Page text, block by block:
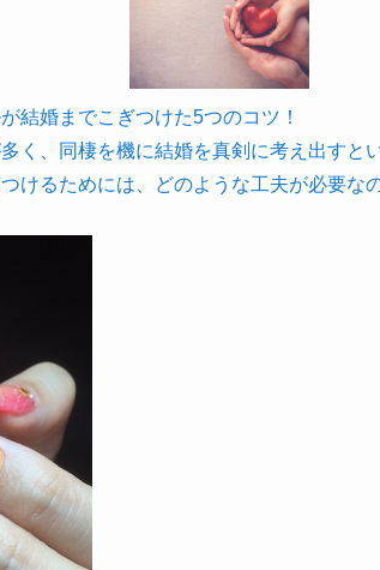
結婚までこぎつけた5つのコツ！
く、同棲を機に結婚を真剣に考え出すと
けるためには、どのような工夫が必要な